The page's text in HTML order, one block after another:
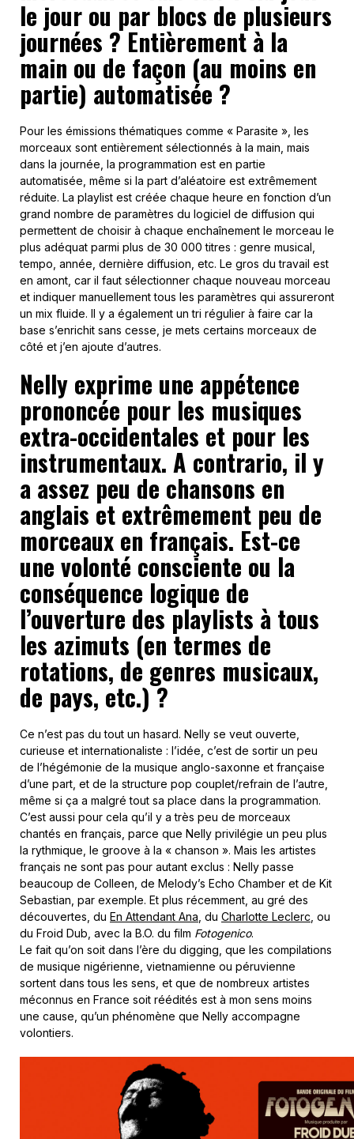
le jour ou par blocs de plusieurs
journées ? Entièrement à la
main ou de façon (au moins en
partie) automatisée ?
Pour les émissions thématiques comme « Parasite », les
morceaux sont entièrement sélectionnés à la main, mais
dans la journée, la programmation est en partie
automatisée, même si la part d’aléatoire est extrêmement
réduite. La playlist est créée chaque heure en fonction d’un
grand nombre de paramètres du logiciel de diffusion qui
permettent de choisir à chaque enchaînement le morceau le
plus adéquat parmi plus de 30 000 titres : genre musical,
tempo, année, dernière diffusion, etc. Le gros du travail est
en amont, car il faut sélectionner chaque nouveau morceau
et indiquer manuellement tous les paramètres qui assureront
un mix fluide. Il y a également un tri régulier à faire car la
base s’enrichit sans cesse, je mets certains morceaux de
côté et j’en ajoute d’autres.
Nelly exprime une appétence
prononcée pour les musiques
extra-occidentales et pour les
instrumentaux. A contrario, il y
a assez peu de chansons en
anglais et extrêmement peu de
morceaux en français. Est-ce
une volonté consciente ou la
conséquence logique de
l’ouverture des playlists à tous
les azimuts (en termes de
rotations, de genres musicaux,
de pays, etc.) ?
Ce n’est pas du tout un hasard. Nelly se veut ouverte,
curieuse et internationaliste : l’idée, c’est de sortir un peu
de l’hégémonie de la musique anglo-saxonne et française
d’une part, et de la structure pop couplet/refrain de l’autre,
même si ça a malgré tout sa place dans la programmation.
C’est aussi pour cela qu’il y a très peu de morceaux
chantés en français, parce que Nelly privilégie un peu plus
la rythmique, le groove à la « chanson ». Mais les artistes
français ne sont pas pour autant exclus : Nelly passe
beaucoup de Colleen, de Melody’s Echo Chamber et de Kit
Sebastian, par exemple. Et plus récemment, au gré des
découvertes, du En Attendant Ana , du Charlotte Leclerc , ou
du Froid Dub, avec la B.O. du film Fotogenico.
Le fait qu’on soit dans l’ère du digging, que les compilations
de musique nigérienne, vietnamienne ou péruvienne
sortent dans tous les sens, et que de nombreux artistes
méconnus en France soit réédités est à mon sens moins
une cause, qu’un phénomène que Nelly accompagne
volontiers.